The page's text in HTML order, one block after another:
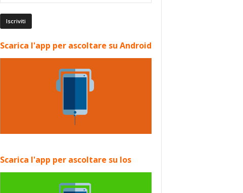
Scarica l'app per ascoltare su Android
Scarica l'app per ascoltare su Ios